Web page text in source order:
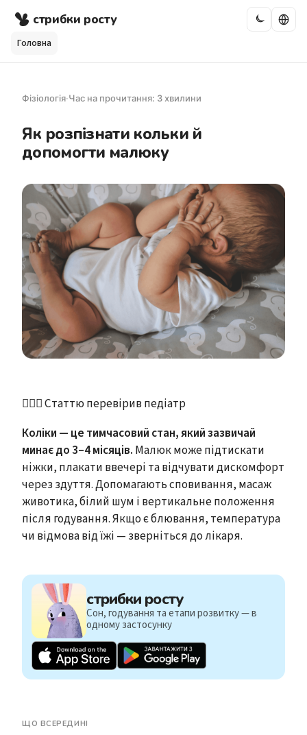
стрибки росту
Головна
Фізіологія·Час на прочитання: 3 хвилини
Як розпізнати кольки й
допомогти малюку
👩🏻‍⚕️ Статтю перевірив педіатр
Коліки — це тимчасовий стан, який зазвичай
минає до 3–4 місяців. Малюк може підтискати
ніжки, плакати ввечері та відчувати дискомфорт
через здуття. Допомагають сповивання, масаж
животика, білий шум і вертикальне положення
після годування. Якщо є блювання, температура
чи відмова від їжі — зверніться до лікаря.
стрибки росту
Сон, годування та етапи розвитку — в
одному застосунку
ЩО ВСЕРЕДИНІ